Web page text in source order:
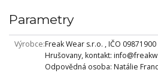
Parametry
Výrobce Freak Wear s.r.o. , IČO
Hrušovany, kontakt:
Odpovědná osoba: Natálie